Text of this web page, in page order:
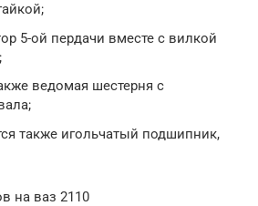
5-ой пердачи вместе с вилкой
ведомая шестерня с
также игольчатый подшипник,
на ваз 2110